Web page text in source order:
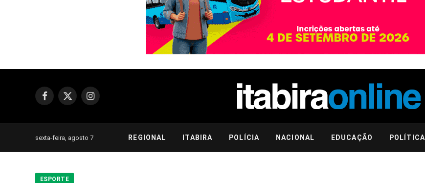
Facebook
X
Instagram
sexta-feira, agosto 7 REGIONAL ITABIRA POLÍCIA NACIONAL EDUCAÇÃO POLÍTICA
ESPORTE